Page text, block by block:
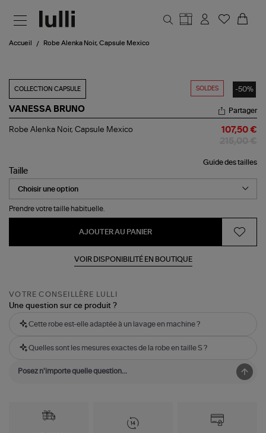
Accueil Robe Alenka Noir, Capsule Mexico
SOLDES -50%
COLLECTION CAPSULE
VANESSA BRUNO
Robe
Mexico
Partager
Robe Alenka Noir, Capsule Mexico 107,50 €
Guide des tailles
Taille
Prendre votre taille habituelle.
AJOUTER AU PANIER
VOIR DISPONIBILITÉ EN BOUTIQUE
VOTRE CONSEILLÈRE LULLI
Une question sur ce produit ?
Cette robe est-elle adaptée à un lavage en machine ?
Quelles sont les mesures exactes de la robe en taille S ?